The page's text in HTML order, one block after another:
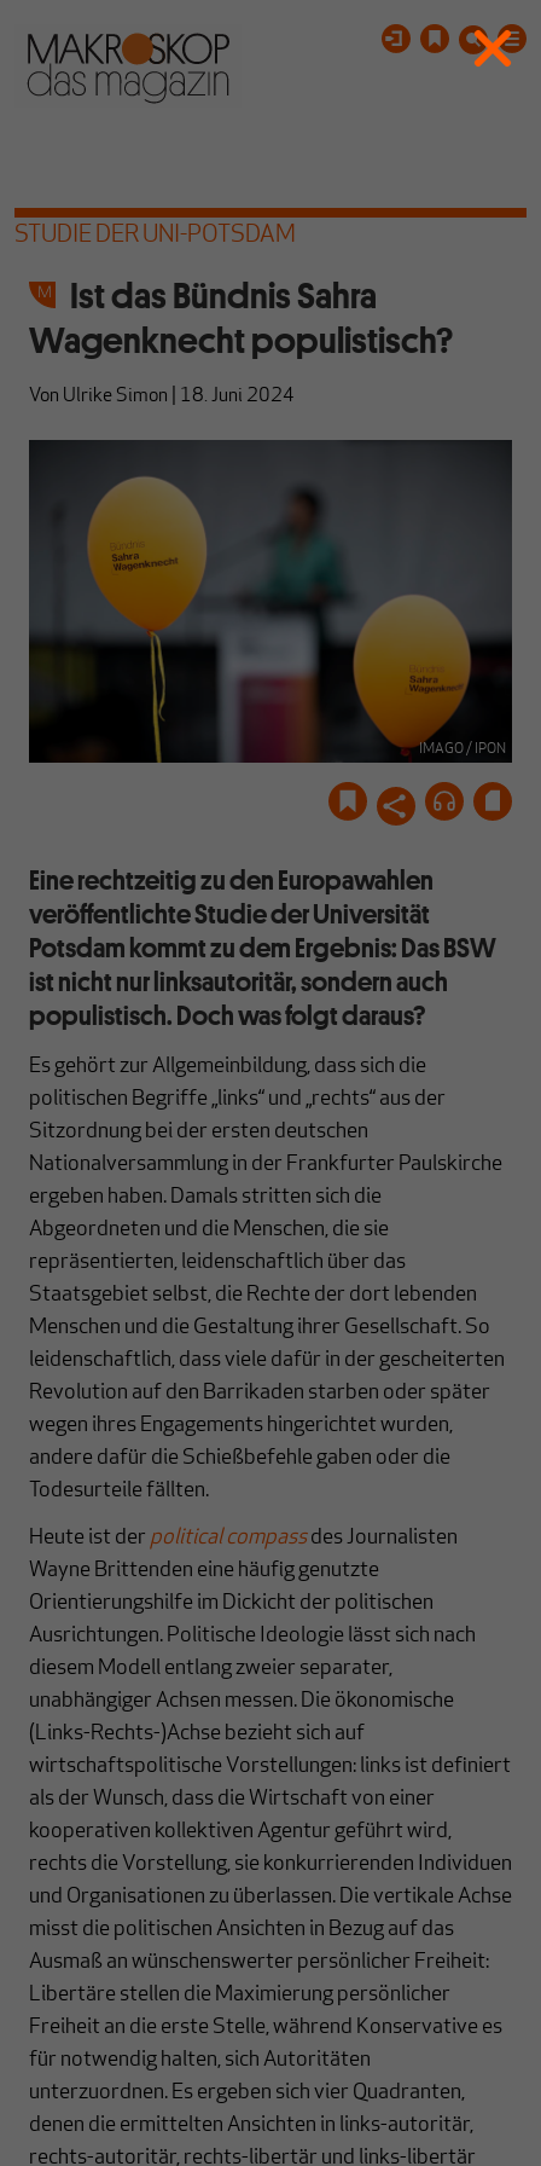
STUDIE DER UNI-POTSDAM
Ist das Bündnis Sahra
Wagenknecht populistisch?
Von Ulrike Simon 18. Juni 2024
IMAGO / IPON
Eine rechtzeitig zu den Europawahlen
veröffentlichte Studie der Universität
Potsdam kommt zu dem Ergebnis: Das BSW
ist nicht nur linksautoritär, sondern auch
populistisch. Doch was folgt daraus?
Es gehört zur Allgemeinbildung, dass sich die
politischen Begriffe „links“ und „rechts“ aus der
Sitzordnung bei der ersten deutschen
Nationalversammlung in der Frankfurter Paulskirche
ergeben haben. Damals stritten sich die
Abgeordneten und die Menschen, die sie
repräsentierten, leidenschaftlich über das
Staatsgebiet selbst, die Rechte der dort lebenden
Menschen und die Gestaltung ihrer Gesellschaft. So
leidenschaftlich, dass viele dafür in der gescheiterten
Revolution auf den Barrikaden starben oder später
wegen ihres Engagements hingerichtet wurden,
andere dafür die Schießbefehle gaben oder die
Todesurteile fällten.
Heute ist der political compassdes Journalisten
Wayne Brittenden eine häufig genutzte
Orientierungshilfe im Dickicht der politischen
Ausrichtungen. Politische Ideologie lässt sich nach
diesem Modell entlang zweier separater,
unabhängiger Achsen messen. Die ökonomische
(Links-Rechts-)Achse bezieht sich auf
wirtschaftspolitische Vorstellungen: links ist definiert
als der Wunsch, dass die Wirtschaft von einer
kooperativen kollektiven Agentur geführt wird,
rechts die Vorstellung, sie konkurrierenden Individuen
und Organisationen zu überlassen. Die vertikale Achse
misst die politischen Ansichten in Bezug auf das
Ausmaß an wünschenswerter persönlicher Freiheit:
Libertäre stellen die Maximierung persönlicher
Freiheit an die erste Stelle, während Konservative es
für notwendig halten, sich Autoritäten
unterzuordnen. Es ergeben sich vier Quadranten,
denen die ermittelten Ansichten in links-autoritär,
rechts-autoritär, rechts-libertär und links-libertär